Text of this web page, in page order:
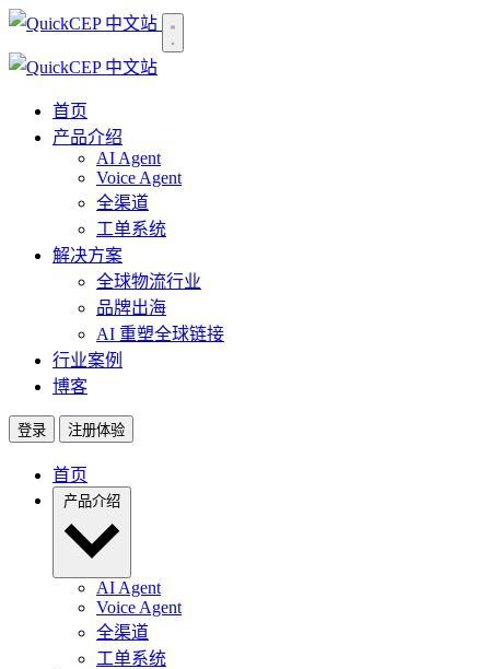
首页
产品介绍
AI Agent
Voice Agent
全渠道
工单系统
解决方案
全球物流行业
品牌出海
AI 重塑全球链接
行业案例
博客
登录 注册体验
首页
产品介绍
AI Agent
Voice Agent
全渠道
工单系统